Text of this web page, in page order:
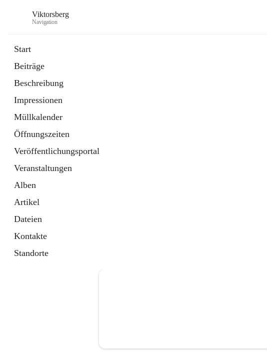
Viktorsberg
Navigation
Start
Beiträge
Beschreibung
Impressionen
Müllkalender
Öffnungszeiten
Veröffentlichungsportal
Veranstaltungen
Alben
Artikel
Dateien
Kontakte
Standorte